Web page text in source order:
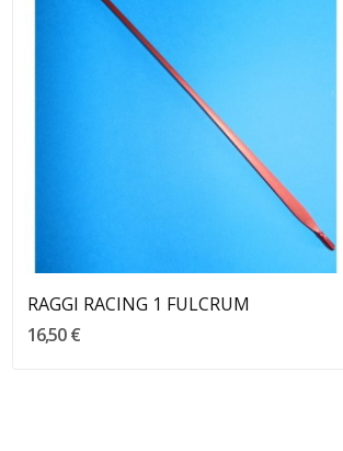
RAGGI RACING 1 FULCRUM
16,50 €